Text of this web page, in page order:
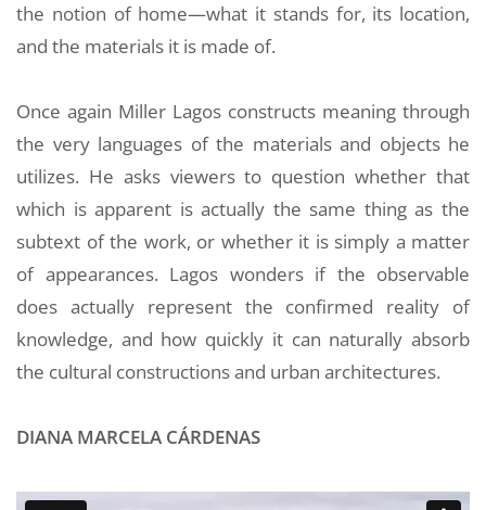
the notion of home—what it stands for, its location,
and the materials it is made of.
Once again Miller Lagos constructs meaning through
the very languages of the materials and objects he
utilizes. He asks viewers to question whether that
which is apparent is actually the same thing as the
subtext of the work, or whether it is simply a matter
of appearances. Lagos wonders if the observable
does actually represent the confirmed reality of
knowledge, and how quickly it can naturally absorb
the cultural constructions and urban architectures.
DIANA MARCELA CÁRDENAS